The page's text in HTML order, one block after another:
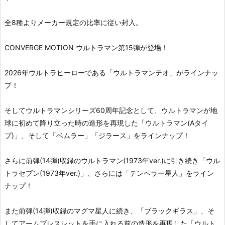
全8種よりメーカー規定の比率に従い封入。
CONVERGE MOTION ウルトラマン第15弾が登場！
2026年ウルトラヒーローである「ウルトラマンテオ」がラインナッ
プ！
そしてウルトラマンシリーズ60周年記念として、ウルトラマンが地
球に初めて降り立った時の造形を再現した「ウルトラマン(Aタイ
プ)」、そして「ベムラー」「ジラース」をラインナップ！
さらに前弾(14弾)収録のウルトラマン(1973年ver.)に引き続き「ウル
トラセブン(1973年ver.)」、さらには「テンペラー星人」をライン
ナップ！
また前弾(14弾)収録のマグマ星人に続き、「ブラックギラス」、そ